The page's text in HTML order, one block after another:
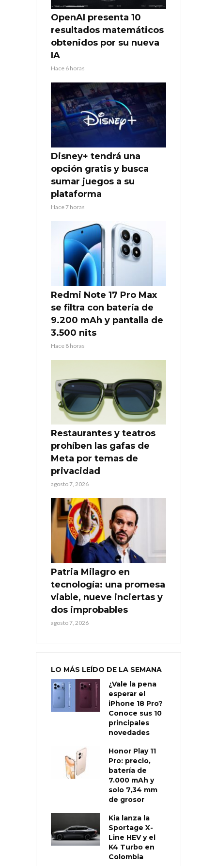
OpenAI presenta 10
resultados matemáticos
obtenidos por su nueva
IA
Hace 6 horas
Disney+ tendrá una
opción gratis y busca
sumar juegos a su
plataforma
Hace 7 horas
Redmi Note 17 Pro Max
se filtra con batería de
9.200 mAh y pantalla de
3.500 nits
Hace 8 horas
Restaurantes y teatros
prohíben las gafas de
Meta por temas de
privacidad
agosto 7, 2026
Patria Milagro en
tecnología: una promesa
viable, nueve inciertas y
dos improbables
agosto 7, 2026
LO MÁS LEÍDO DE LA SEMANA
¿Vale la pena
esperar el
iPhone 18 Pro?
Conoce sus 10
principales
novedades
Honor Play 11
Pro: precio,
batería de
7.000 mAh y
solo 7,34 mm
de grosor
Kia lanza la
Sportage X-
Line HEV y el
K4 Turbo en
Colombia